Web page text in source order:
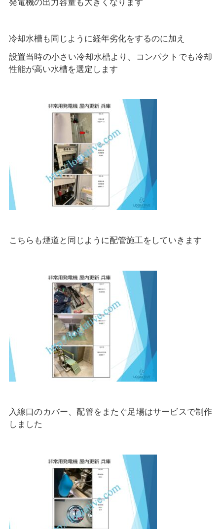
発電機の出力容量も大きくなります
冷却水槽も同じように経年劣化をするのに加え
設置当時の小さい冷却水槽より、コンパクトでも冷却
性能が高い水槽を選定します
こちらも煙道と同じように配管施工をしていきます
入線口のカバー、配管をまたぐ足場はサービスで制作
しました